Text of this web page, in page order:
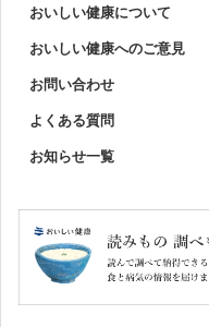
おいしい健康について
おいしい健康へのご意見
お問い合わせ
よくある質問
お知らせ一覧